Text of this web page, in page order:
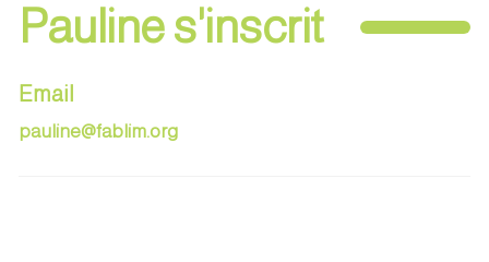
Pauline s'inscrit
Email
pauline@fablim.org